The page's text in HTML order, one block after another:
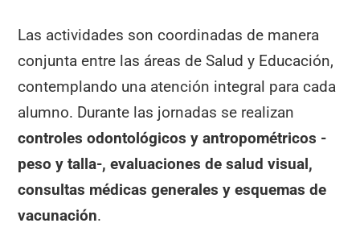
Las actividades son coordinadas de manera
conjunta entre las áreas de Salud y Educación,
contemplando una atención integral para cada
alumno. Durante las jornadas se realizan
controles odontológicos y antropométricos -
peso y talla-, evaluaciones de salud visual,
consultas médicas generales y esquemas de
vacunación.